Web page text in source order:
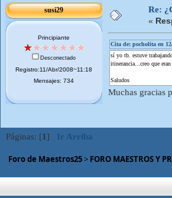
susi29
Principiante
Desconectado
Registro:11/Abr/2008~11:18
Mensajes: 734
Re:
«
Cita de: pocholita en
sí yo tb. estuve
itinerancia...creo que
Saludos
Muchas gracias
Páginas: [1] Ir Arriba
Foro de Maestros25> FORO MAESTROS Y